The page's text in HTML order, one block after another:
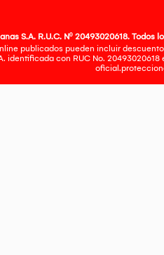
S.A. R.U.C. Nº 20493020618.
publicados pueden incluir
identificada con RUC No.